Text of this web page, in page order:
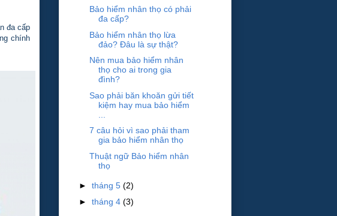
đa cấp
chính
Bảo hiểm nhân thọ có phải
đa cấp?
Bảo hiểm nhân thọ lừa
đảo? Đâu là sự thật?
Nên mua bảo hiểm nhân
thọ cho ai trong gia
đình?
Sao phải băn khoăn gửi tiết
kiệm hay mua bảo hiểm
7 câu hỏi vì sao phải tham
gia bảo hiểm nhân thọ
Thuật ngữ Bảo hiểm nhân
thọ
► tháng 5 (2)
► tháng 4 (3)